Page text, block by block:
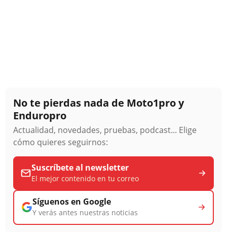
No te pierdas nada de Moto1pro y
Enduropro
Actualidad, novedades, pruebas, podcast... Elige
cómo quieres seguirnos:
Suscríbete al newsletter
El mejor contenido en tu correo
Síguenos en Google
Y verás antes nuestras noticias